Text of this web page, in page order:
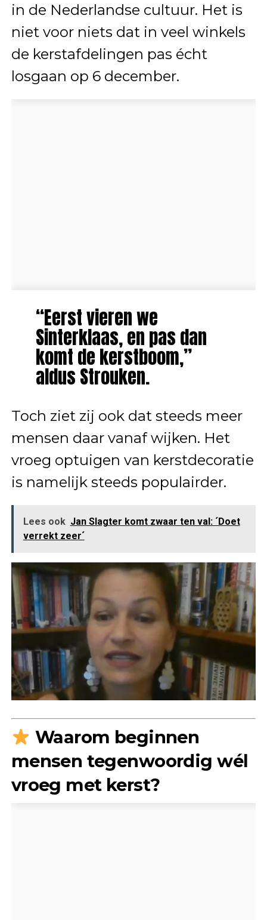
in de Nederlandse cultuur. Het is
niet voor niets dat in veel winkels
de kerstafdelingen pas écht
losgaan op 6 december.
“Eerst vieren we
Sinterklaas, en pas dan
komt de kerstboom,”
aldus Strouken.
Toch ziet zij ook dat steeds meer
mensen daar vanaf wijken. Het
vroeg optuigen van kerstdecoratie
is namelijk steeds populairder.
Lees ook Jan Slagter komt zwaar ten val: ´Doet
verrekt zeer´
Waarom beginnen
mensen tegenwoordig wél
vroeg met kerst?